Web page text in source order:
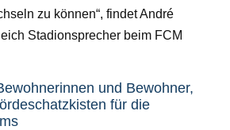
zu können“, findet André
Stadionsprecher beim FCM
und Bewohner,
für die